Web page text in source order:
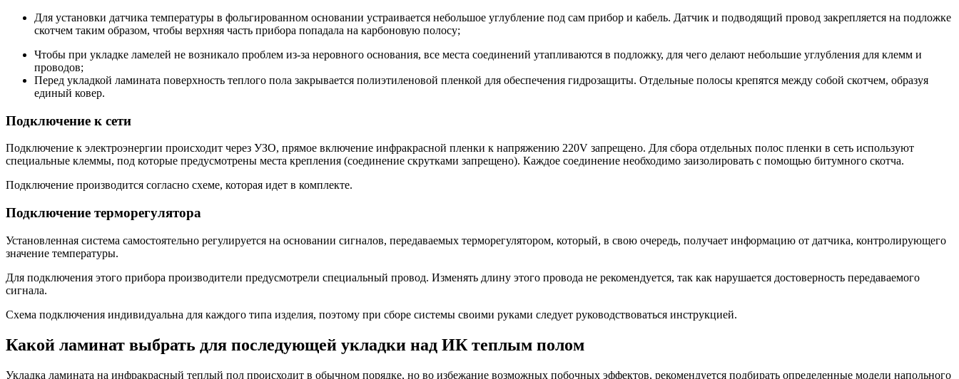
Для установки датчика температуры в фольгированном основании устраивается небольшое углубление под сам прибор и кабель. Датчик и подводящий провод закрепляется на подложке
скотчем таким образом, чтобы верхняя часть прибора попадала на карбоновую полосу;
Чтобы при укладке ламелей не возникало проблем из-за неровного основания, все места соединений утапливаются в подложку, для чего делают небольшие углубления для клемм и
проводов;
Перед укладкой ламината поверхность теплого пола закрывается полиэтиленовой пленкой для обеспечения гидрозащиты. Отдельные полосы крепятся между собой скотчем, образуя
единый ковер.
Подключение к сети
Подключение к электроэнергии происходит через УЗО, прямое включение инфракрасной пленки к напряжению 220V запрещено. Для сбора отдельных полос пленки в сеть используют
специальные клеммы, под которые предусмотрены места крепления (соединение скрутками запрещено). Каждое соединение необходимо заизолировать с помощью битумного скотча.
Подключение производится согласно схеме, которая идет в комплекте.
Подключение терморегулятора
Установленная система самостоятельно регулируется на основании сигналов, передаваемых терморегулятором, который, в свою очередь, получает информацию от датчика, контролирующего
значение температуры.
Для подключения этого прибора производители предусмотрели специальный провод. Изменять длину этого провода не рекомендуется, так как нарушается достоверность передаваемого
сигнала.
Схема подключения индивидуальна для каждого типа изделия, поэтому при сборе системы своими руками следует руководствоваться инструкцией.
Какой ламинат выбрать для последующей укладки над ИК теплым полом
Укладка ламината на инфракрасный теплый пол происходит в обычном порядке, но во избежание возможных побочных эффектов, рекомендуется подбирать определенные модели напольного